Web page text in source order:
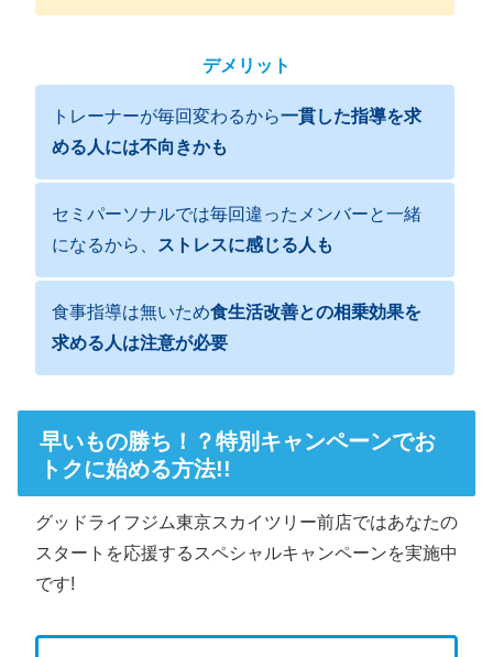
デメリット
トレーナーが毎回変わるから一貫した指導を求
める人には不向きかも
セミパーソナルでは毎回違ったメンバーと一緒
になるから、
ストレスに感じる人も
食事指導は無いため食生活改善との相乗効果を
求める人は注意が必要
早いもの勝ち！？特別キャンペーンでお
トクに始める方法!!
グッドライフジム東京スカイツリー前店ではあなたの
スタートを応援するスペシャルキャンペーンを実施中
です!